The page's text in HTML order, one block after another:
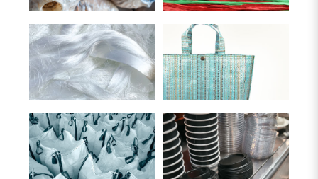
Arama sonuçları
5 sonuç bulundu